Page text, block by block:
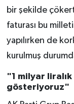
bir şekilde
faturası bu
yapılırken de
kurulmuş
"1 milyar
gösteriyoruz"